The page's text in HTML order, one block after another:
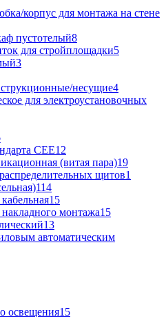
корпус для монтажа на стене
пустотелый8
для стройплощадки5
3
несущие4
для электроустановочных
CEE12
(витая пара)19
щитов1
114
15
монтажа15
13
автоматическим
освещения15